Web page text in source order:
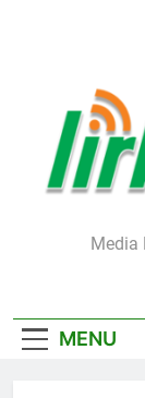
Media
MENU